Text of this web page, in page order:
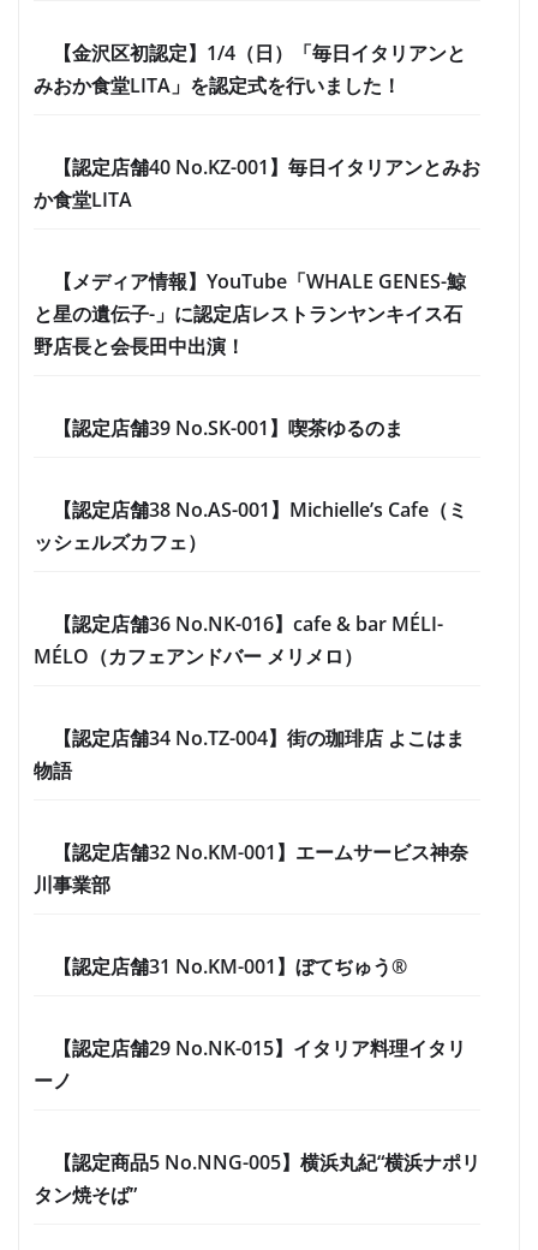
【金沢区初認定】1/4（日）「毎日イタリアンと
みおか食堂LITA」を認定式を行いました！
【認定店舗40 No.KZ-001】毎日イタリアンとみお
か食堂LITA
【メディア情報】YouTube「WHALE GENES-鯨
と星の遺伝子-」に認定店レストランヤンキイス石
野店長と会長田中出演！
【認定店舗39 No.SK-001】喫茶ゆるのま
【認定店舗38 No.AS-001】Michielle’s Cafe（ミ
ッシェルズカフェ）
【認定店舗36 No.NK-016】cafe & bar MÉLI-
MÉLO（カフェアンドバー メリメロ）
【認定店舗34 No.TZ-004】街の珈琲店 よこはま
物語
【認定店舗32 No.KM-001】エームサービス神奈
川事業部
【認定店舗31 No.KM-001】ぼてぢゅう®
【認定店舗29 No.NK-015】イタリア料理イタリ
ーノ
【認定商品5 No.NNG-005】横浜丸紀“横浜ナポリ
タン焼そば”